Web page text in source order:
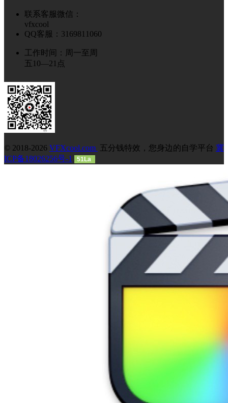
联系客服微信：
vfxcool
QQ客服：3169811060
工作时间：周一至周
五10—21点
© 2018-2026 VFXcool.com 五分钱特效，您身边的自学平台 冀
ICP备18026256号-1
51La